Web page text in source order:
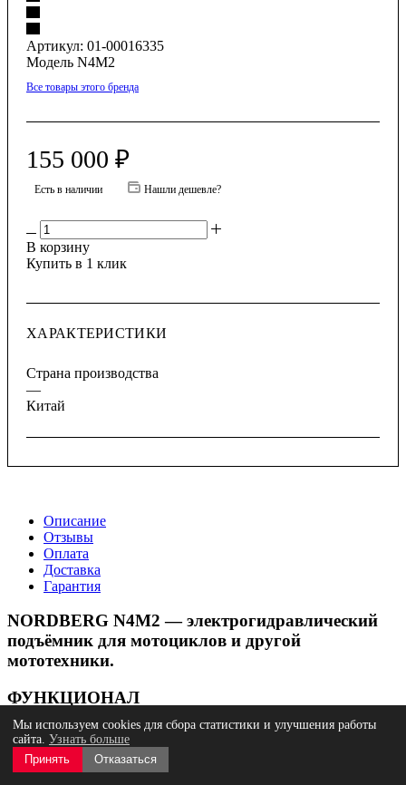
Артикул: 01-00016335
Модель N4M2
Все товары этого бренда
155 000 ₽
Есть в наличии Нашли дешевле?
В корзину
Купить в 1 клик
ХАРАКТЕРИСТИКИ
Страна производства
—
Китай
Описание
Отзывы
Оплата
Доставка
Гарантия
NORDBERG N4M2 — электрогидравлический
подъёмник для мотоциклов и другой
мототехники.
ФУНКЦИОНАЛ
Электрогидравлический подъёмник предназначен для
быстрого и безопасного подъёма мотоциклов и других
двухколёсных транспортных средств с целью проведения
Мы используем cookies для сбора статистики и улучшения работы
сайта. Узнать больше
Принять
Отказаться